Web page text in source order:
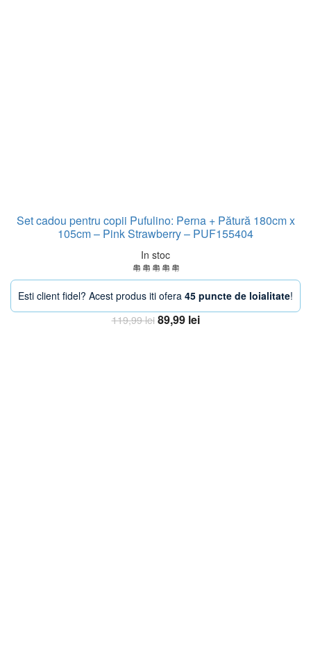
Set cadou pentru copii Pufulino: Perna + Pătură 180cm x
105cm – Pink Strawberry – PUF155404
In stoc
Esti client fidel? Acest produs iti ofera 45 puncte de loialitate!
119,99lei Prețul
89,99 leiPrețul